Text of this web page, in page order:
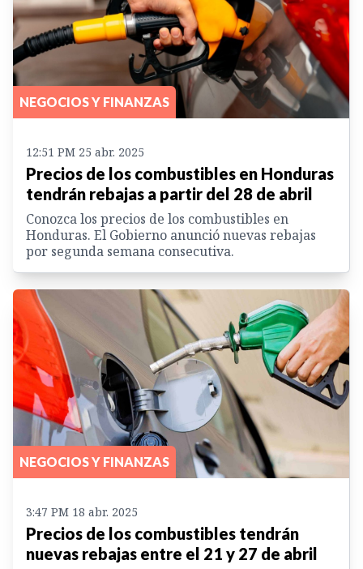
NEGOCIOS Y FINANZAS
12:51 PM 25 abr. 2025
Precios de los combustibles en Honduras
tendrán rebajas a partir del 28 de abril
Conozca los precios de los combustibles en
Honduras. El Gobierno anunció nuevas rebajas
por segunda semana consecutiva.
NEGOCIOS Y FINANZAS
3:47 PM 18 abr. 2025
Precios de los combustibles tendrán
nuevas rebajas entre el 21 y 27 de abril